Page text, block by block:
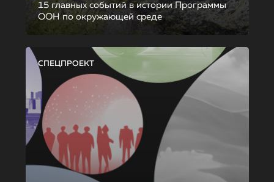
15 главных событий в истории Программы
ООН по окружающей среде
СПЕЦПРОЕКТ